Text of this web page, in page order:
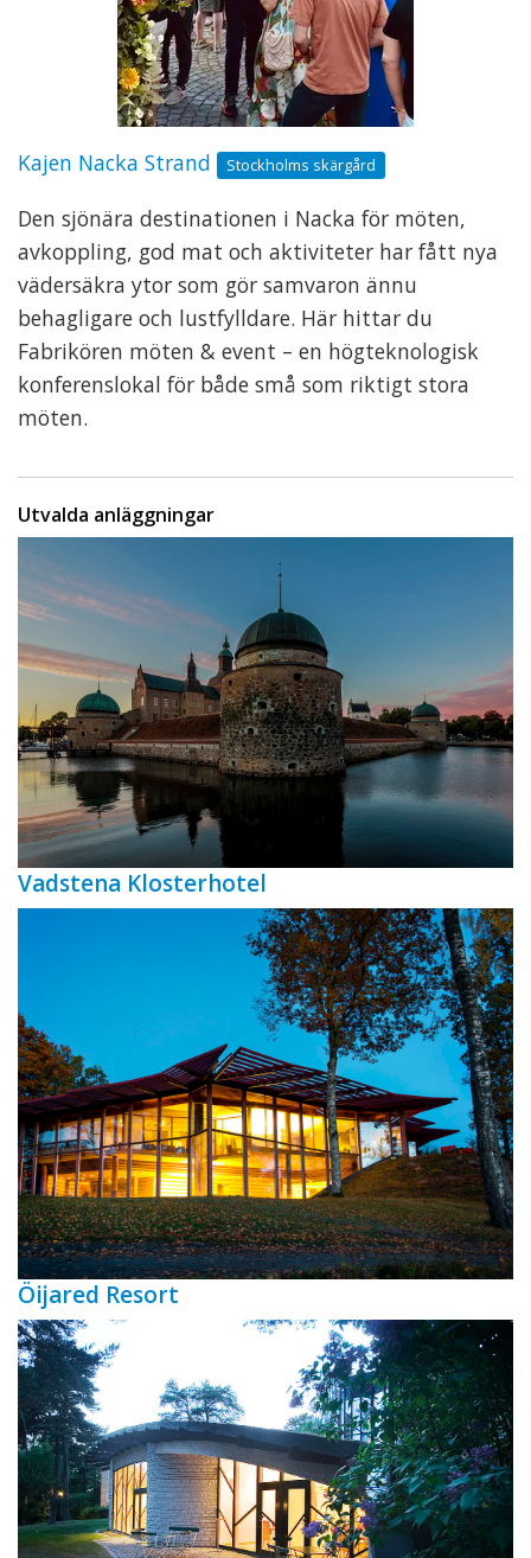
Kajen Nacka Strand Stockholms skärgård
Den sjönära destinationen i Nacka för möten,
avkoppling, god mat och aktiviteter har fått nya
vädersäkra ytor som gör samvaron ännu
behagligare och lustfylldare. Här hittar du
Fabrikören möten & event – en högteknologisk
konferenslokal för både små som riktigt stora
möten.
Utvalda anläggningar
Vadstena Klosterhotel
Öijared Resort